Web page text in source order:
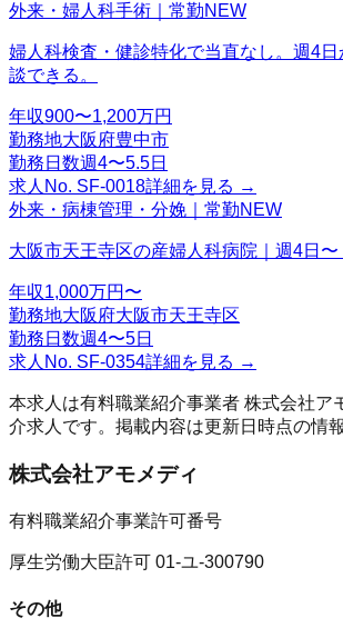
外来・婦人科手術｜常勤NEW
婦人科検査・健診特化で当直なし。週4
談できる。
年収900〜1,200万円
勤務地大阪府豊中市
勤務日数週4〜5.5日
求人No. SF-0018詳細を見る →
外来・病棟管理・分娩｜常勤NEW
大阪市天王寺区の産婦人科病院｜週4日
年収1,000万円〜
勤務地大阪府大阪市天王寺区
勤務日数週4〜5日
求人No. SF-0354詳細を見る →
本求人は有料職業紹介事業者 株式会社ア
介求人です。掲載内容は更新日時点の情報
株式会社アモメディ
有料職業紹介事業許可番号
厚生労働大臣許可 01-ユ-300790
その他